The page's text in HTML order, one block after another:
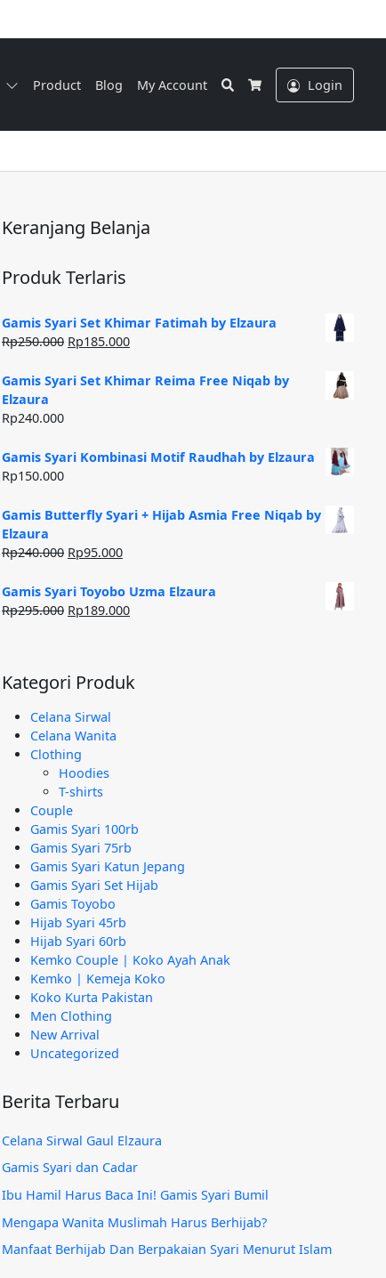
Product Blog My Account
Search
Cart
Login
Keranjang Belanja
Produk Terlaris
Gamis Syari Set Khimar Fatimah by Elzaura
Rp250.000 Harga
adalah:
Rp185.000Harga
ini
Gamis Syari Set Khimar Reima Free Niqab by
Elzaura
Rp240.000
Gamis Syari Kombinasi Motif Raudhah by Elzaura
Rp150.000
Gamis Butterfly Syari + Hijab Asmia Free Niqab by
Elzaura
Rp240.000 Harga
adalah:
Rp240.000.
Rp95.000Harga
ini
adalah:
Gamis Syari Toyobo Uzma Elzaura
Rp295.000 Harga
Rp189.000Harga
Rp189.000.
Kategori Produk
Celana Sirwal
Celana Wanita
Clothing
Hoodies
T-shirts
Couple
Gamis Syari 100rb
Gamis Syari 75rb
Gamis Syari Katun Jepang
Gamis Syari Set Hijab
Gamis Toyobo
Hijab Syari 45rb
Hijab Syari 60rb
Kemko Couple | Koko Ayah Anak
Kemko | Kemeja Koko
Koko Kurta Pakistan
Men Clothing
New Arrival
Uncategorized
Berita Terbaru
Celana Sirwal Gaul Elzaura
Gamis Syari dan Cadar
Ibu Hamil Harus Baca Ini! Gamis Syari Bumil
Mengapa Wanita Muslimah Harus Berhijab?
Manfaat Berhijab Dan Berpakaian Syari Menurut Islam